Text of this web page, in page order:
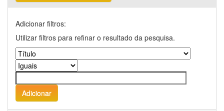
Adicionar filtros:
Utilizar filtros para refinar o resultado da pesquisa.